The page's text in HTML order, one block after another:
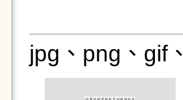
jpg、png、gif